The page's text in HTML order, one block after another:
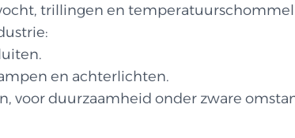
trillingen en
en achterlichten.
voor duurzaamheid onder zware